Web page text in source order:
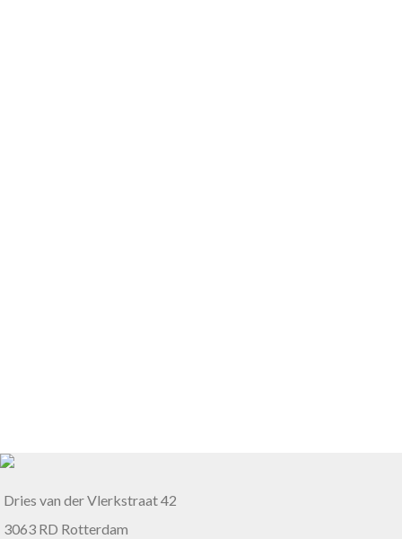
Dries van der Vlerkstraat 42
3063 RD Rotterdam